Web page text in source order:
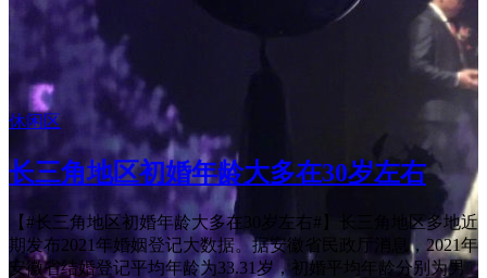
休闲区
长三角地区初婚年龄大多在30岁左右
【#长三角地区初婚年龄大多在30岁左右#】长三角地区多地近
期发布2021年婚姻登记大数据。据安徽省民政厅消息，2021年
安徽省结婚登记平均年龄为33.31岁，初婚平均年龄分别为男